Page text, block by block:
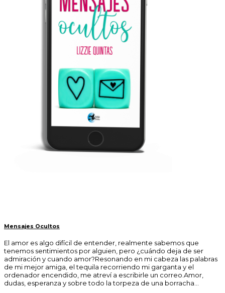
Mensajes Ocultos
El amor es algo difícil de entender, realmente sabemos que
tenemos sentimientos por alguien, pero ¿cuándo deja de ser
admiración y cuando amor?Resonando en mi cabeza las palabras
de mi mejor amiga, el tequila recorriendo mi garganta y el
ordenador encendido, me atreví a escribirle un correo.Amor,
dudas, esperanza y sobre todo la torpeza de una borracha...